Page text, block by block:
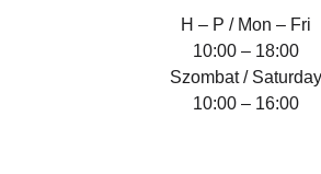
H – P / Mon – Fri
10:00 – 18:00
Szombat / Saturday
10:00 – 16:00